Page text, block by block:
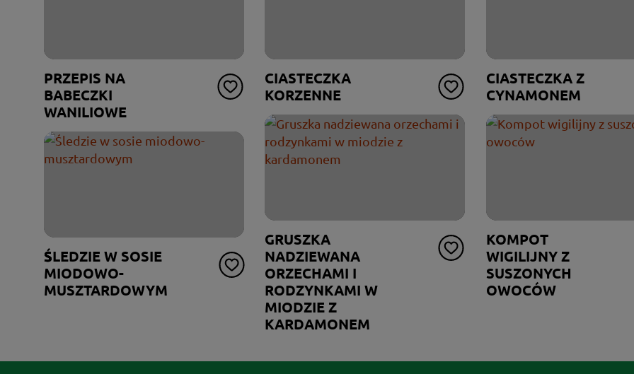
PRZEPIS NA
BABECZKI
WANILIOWE
CIASTECZKA
KORZENNE
CIASTECZKA Z
CYNAMONEM
GRUSZKA
NADZIEWANA
ORZECHAMI I
RODZYNKAMI W
MIODZIE Z
KARDAMONEM
KOMPOT
WIGILIJNY Z
SUSZONYCH
OWOCÓW
ŚLEDZIE W SOSIE
MIODOWO-
MUSZTARDOWYM